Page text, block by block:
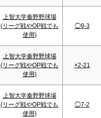
上智大学秦野野球場
(リーグ戦やOP戦でも
使用)
◯9-3
上智大学秦野野球場
(リーグ戦やOP戦でも
使用)
×2-21
上智大学秦野野球場
(リーグ戦やOP戦でも
使用)
◯7-2